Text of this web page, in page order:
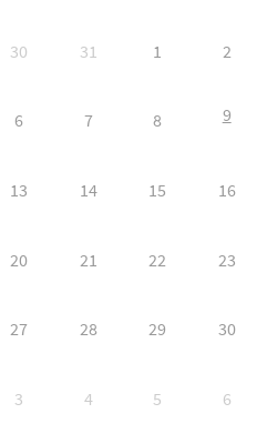
30 31 1 2
6 7 8 9
13 14 15 16
20 21 22 23
27 28 29 30
3 4 5 6